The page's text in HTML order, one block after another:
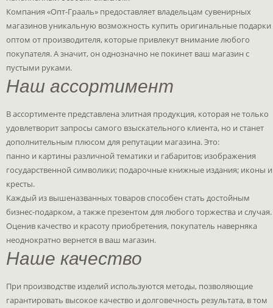
Компания «Опт-Грааль» предоставляет владельцам сувенирных
магазинов уникальную возможность купить оригинальные подарки
оптом от производителя, которые привлекут внимание любого
покупателя. А значит, он однозначно не покинет ваш магазин с
пустыми руками.
Наш ассортимент
В ассортименте представлена элитная продукция, которая не только
удовлетворит запросы самого взыскательного клиента, но и станет
дополнительным плюсом для репутации магазина. Это:
панно и картины различной тематики и габаритов; изображения
государственной символики; подарочные книжные издания; иконы и
кресты.
Каждый из вышеназванных товаров способен стать достойным
бизнес-подарком, а также презентом для любого торжества и случая.
Оценив качество и красоту приобретения, покупатель наверняка
неоднократно вернется в ваш магазин.
Наше качество
При производстве изделий используются методы, позволяющие
гарантировать высокое качество и долговечность результата, в том